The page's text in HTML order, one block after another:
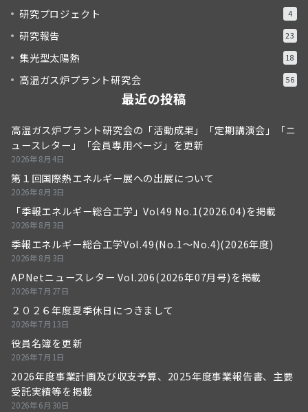
研究プロジェクト 4
研究報告 23
集光型太陽熱 18
高温ガス炉プラント研究会 56
最近の投稿
高温ガス炉プラント研究会の「活動成果」「定期講演会」「ニ
ュースレター」「会員専用ページ」を更新
2026年8月4日
第１回国際熱エネルギー展への出展について
2026年8月3日
「季報エネルギー総合工学」Vol49 No.1(2026.04)を掲載
2026年8月3日
季報エネルギー総合工学Vol.49(No.1～No.4)(2026年度)
2026年8月3日
APNetニュースレター Vol.206(2026年07月号)を掲載
2026年7月27日
２０２６年度夏季休日につきまして
2026年7月13日
役員名簿を更新
2026年7月1日
2026年度事業計画及び収支予算、2025年度事業報告書、主要
受託実績等を掲載
2026年6月30日